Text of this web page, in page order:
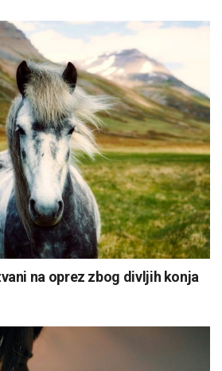
na oprez zbog divljih konja